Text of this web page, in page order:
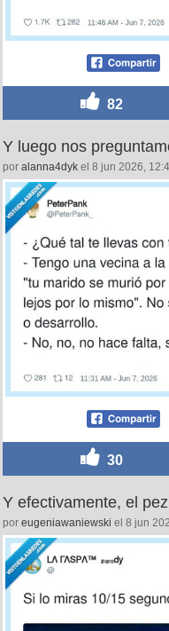
82
Y luego nos
por alanna4dyk el 8 jun 2026,
30
Y efectivamente, el
por eugeniawaniewski el 8 jun